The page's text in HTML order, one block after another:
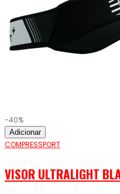
-40%
Adicionar
COMPRESSPORT
VISOR ULTRALIGHT